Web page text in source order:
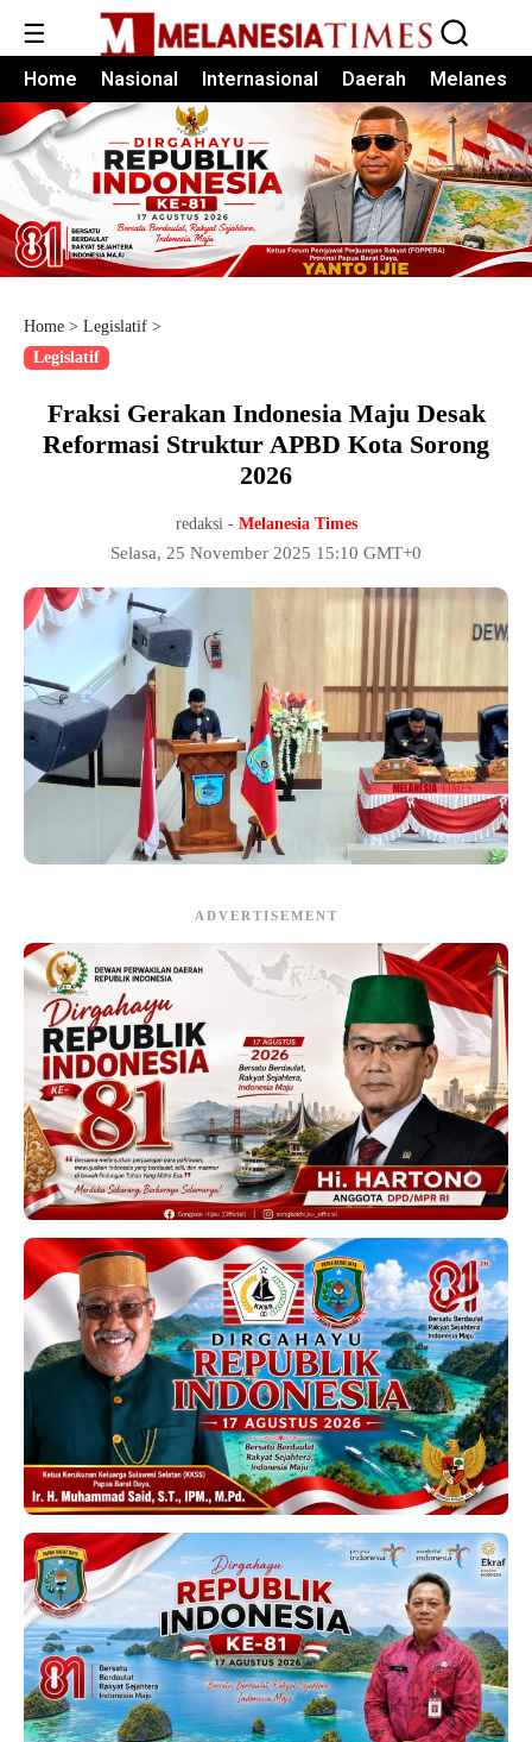
☰
Home Nasional Internasional Daerah Melanesia
Home > Legislatif >
Legislatif
Fraksi Gerakan Indonesia Maju Desak
Reformasi Struktur APBD Kota Sorong
2026
redaksi - Melanesia Times
Selasa, 25 November 2025 15:10 GMT+0
ADVERTISEMENT